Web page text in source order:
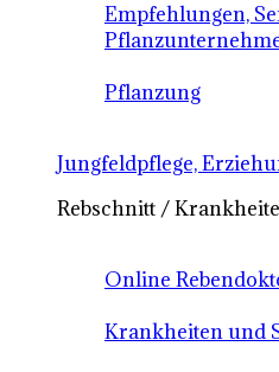
Empfehlungen,
Pflanzung
Jungfeldpflege,
Rebschnitt /
Online
Krankheiten und